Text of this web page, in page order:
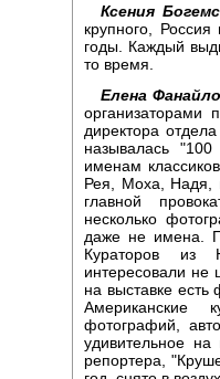
Ксения
крупного,
годы. Каждый
то время.
Елена
организаторами
директора
называлась
именам
Рея, Моха, Надя,
главной
несколько
даже не имена.
Кураторов из
интересовали не
на выставке
Американские
фотографий,
удивительное на
репортера,